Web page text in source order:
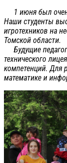
1 июня был
Наши студенты
игротехников на
Томской области.
Будущие
технического
компетенций. Для
математике и